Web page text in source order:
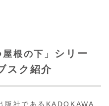
根の下 」 シリー
スク紹介
社であるKADOKAWA